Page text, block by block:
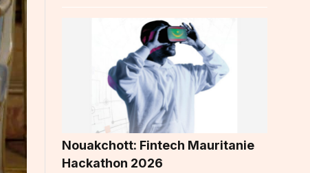
Nouakchott: Fintech Mauritanie
Hackathon 2026